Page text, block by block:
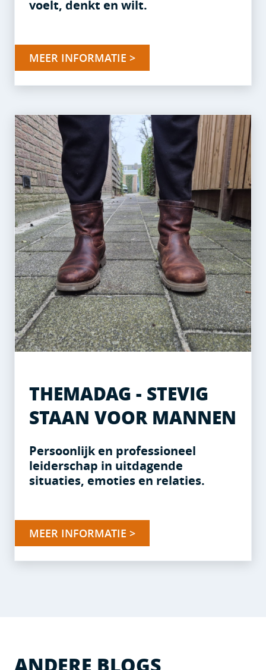
voelt, denkt en wilt.
MEER INFORMATIE >
THEMADAG - STEVIG
STAAN VOOR MANNEN
Persoonlijk en professioneel
leiderschap in uitdagende
situaties, emoties en relaties.
MEER INFORMATIE >